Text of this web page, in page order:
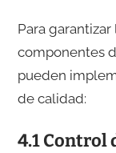
Para
componentes
pueden
de calidad:
4.1 Control